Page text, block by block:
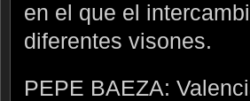
en el que el
diferentes visones.
PEPE BAEZA: